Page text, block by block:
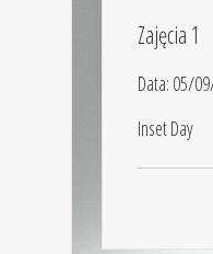
Zajęcia 1
Data: 05/
Inset Day